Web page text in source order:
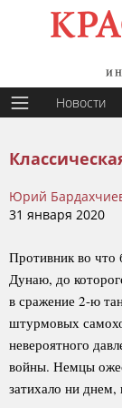
Новости
Юрий
31 января 2020
Противник во что
Дунаю, до
в сражение 2-ю
штурмовых
невероятного
войны. Немцы
затихало ни